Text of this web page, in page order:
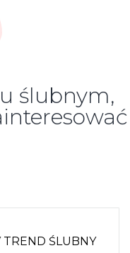
ślubnym,
ŚLUBNY